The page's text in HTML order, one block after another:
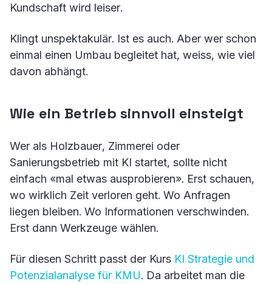
Kundschaft wird leiser.
Klingt unspektakulär. Ist es auch. Aber wer schon
einmal einen Umbau begleitet hat, weiss, wie viel
davon abhängt.
Wie ein Betrieb sinnvoll einsteigt
Wer als Holzbauer, Zimmerei oder
Sanierungsbetrieb mit KI startet, sollte nicht
einfach «mal etwas ausprobieren». Erst schauen,
wo wirklich Zeit verloren geht. Wo Anfragen
liegen bleiben. Wo Informationen verschwinden.
Erst dann Werkzeuge wählen.
Für diesen Schritt passt der Kurs KI Strategie und
Potenzialanalyse für KMU. Da arbeitet man die